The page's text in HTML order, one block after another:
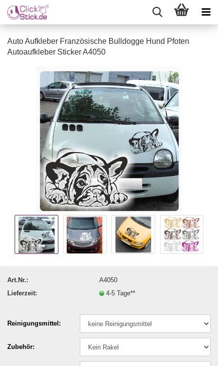
Auto Aufkleber Französische Bulldogge Hund Pfoten
Autoaufkleber Sticker A4050
Art.Nr.:
A4050
Lieferzeit:
4-5 Tage**
Reinigungsmittel:
Zubehör: